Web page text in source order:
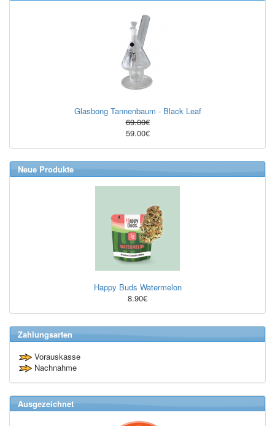
Glasbong Tannenbaum - Black Leaf
69.00€
59.00€
Neue Produkte
Happy Buds Watermelon
8.90€
Zahlungsarten
Vorauskasse
Nachnahme
Ausgezeichnet